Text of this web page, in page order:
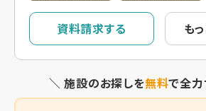
資料請求する も
＼ 施設のお探しを無料で全力